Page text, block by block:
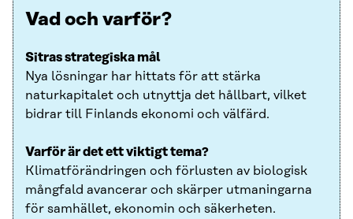
Vad och varför?
Sitras strategiska mål
Nya lösningar har hittats för att stärka
naturkapitalet och utnyttja det hållbart, vilket
bidrar till Finlands ekonomi och välfärd.
Varför är det ett viktigt tema?
Klimatförändringen och förlusten av biologisk
mångfald avancerar och skärper utmaningarna
för samhället, ekonomin och säkerheten.